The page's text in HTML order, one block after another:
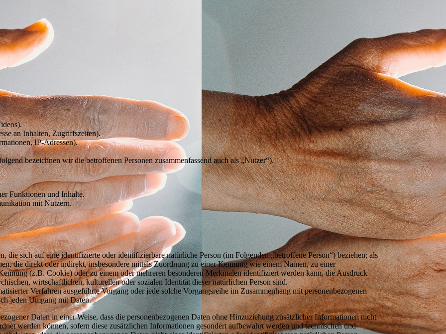
an Inhalten, Zugriffszeiten).
IP-Adressen).
bezeichnen wir die betroffenen Personen zusammenfassend auch als „Nutzer“).
Funktionen und Inhalte.
mit Nutzern.
die sich auf eine identifizierte oder identifizierbare natürliche Person (im Folgenden „betroffene Person“) beziehen; als
die direkt oder indirekt, insbesondere mittels Zuordnung zu einer Kennung wie einem Namen, zu einer
(z.B. Cookie) oder zu einem oder mehreren besonderen Merkmalen identifiziert werden kann, die Ausdruck
wirtschaftlichen, kulturellen oder sozialen Identität dieser natürlichen Person sind.
Verfahren ausgeführte Vorgang oder jede solche Vorgangsreihe im Zusammenhang mit personenbezogenen
jeden Umgang mit Daten.
Daten in einer Weise, dass die personenbezogenen Daten ohne Hinzuziehung zusätzlicher Informationen nicht
werden können, sofern diese zusätzlichen Informationen gesondert aufbewahrt werden und technischen und